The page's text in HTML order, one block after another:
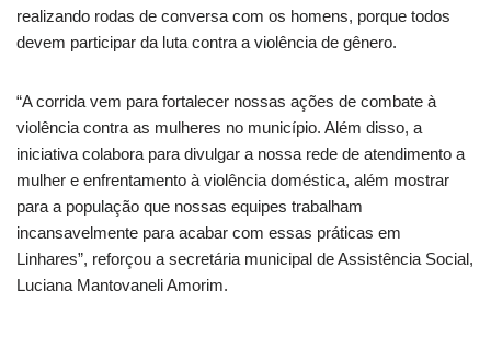
realizando rodas de conversa com os homens, porque todos
devem participar da luta contra a violência de gênero.
“A corrida vem para fortalecer nossas ações de combate à
violência contra as mulheres no município. Além disso, a
iniciativa colabora para divulgar a nossa rede de atendimento a
mulher e enfrentamento à violência doméstica, além mostrar
para a população que nossas equipes trabalham
incansavelmente para acabar com essas práticas em
Linhares”, reforçou a secretária municipal de Assistência Social,
Luciana Mantovaneli Amorim.